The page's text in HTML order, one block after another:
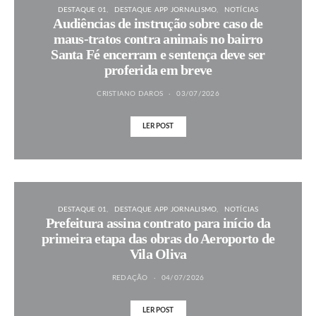
DESTAQUE 01 DESTAQUE APP JORNALISMO NOTÍCIAS
Audiências de instrução sobre caso de
maus-tratos contra animais no bairro
Santa Fé encerram e sentença deve ser
proferida em breve
CRISTIANO DAROS 03/07/2026
LER POST
DESTAQUE 01 DESTAQUE APP JORNALISMO NOTÍCIAS
Prefeitura assina contrato para início da
primeira etapa das obras do Aeroporto de
Vila Oliva
REDAÇÃO 04/07/2026
LER POST